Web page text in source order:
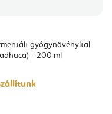
gyógynövényital
– 200 ml